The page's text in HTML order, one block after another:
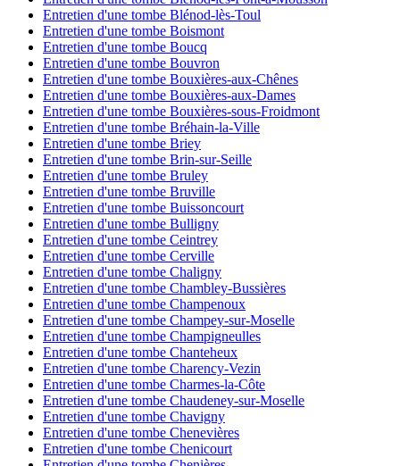
Entretien d'une tombe Blénod-lès-Toul
Entretien d'une tombe Boismont
Entretien d'une tombe Boucq
Entretien d'une tombe Bouvron
Entretien d'une tombe Bouxières-aux-Chênes
Entretien d'une tombe Bouxières-aux-Dames
Entretien d'une tombe Bouxières-sous-Froidmont
Entretien d'une tombe Bréhain-la-Ville
Entretien d'une tombe Briey
Entretien d'une tombe Brin-sur-Seille
Entretien d'une tombe Bruley
Entretien d'une tombe Bruville
Entretien d'une tombe Buissoncourt
Entretien d'une tombe Bulligny
Entretien d'une tombe Ceintrey
Entretien d'une tombe Cerville
Entretien d'une tombe Chaligny
Entretien d'une tombe Chambley-Bussières
Entretien d'une tombe Champenoux
Entretien d'une tombe Champey-sur-Moselle
Entretien d'une tombe Champigneulles
Entretien d'une tombe Chanteheux
Entretien d'une tombe Charency-Vezin
Entretien d'une tombe Charmes-la-Côte
Entretien d'une tombe Chaudeney-sur-Moselle
Entretien d'une tombe Chavigny
Entretien d'une tombe Chenevières
Entretien d'une tombe Chenicourt